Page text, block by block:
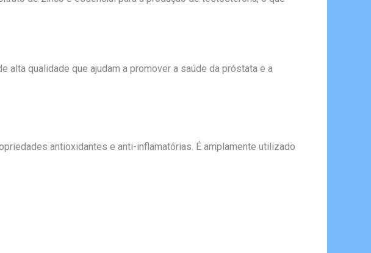
qualidade que ajudam a promover a saúde da próstata e a
antioxidantes e anti-inflamatórias. É amplamente utilizado